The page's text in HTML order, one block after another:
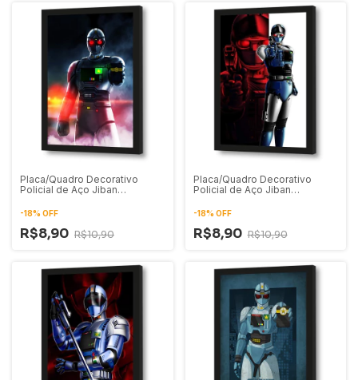
Placa/Quadro Decorativo
Policial de Aço Jiban
-18% OFF
R$8,90 R$10,90
Placa/Quadro Decorativo
Policial de Aço Jiban
-18% OFF
R$8,90 R$10,90